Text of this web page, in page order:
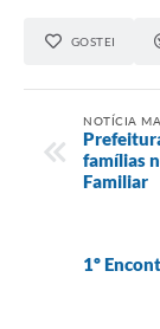
GOSTEI
NOTÍCIA
famílias
Familiar
1º